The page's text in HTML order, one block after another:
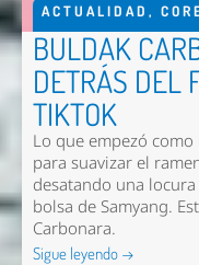
ACTUALIDAD ,
BULDAK
DETRÁS DEL
TIKTOK
Lo que empezó
para suavizar el
desatando una
bolsa de Samyang.
Carbonara.
Sigue leyendo →
Email *
Comentario *